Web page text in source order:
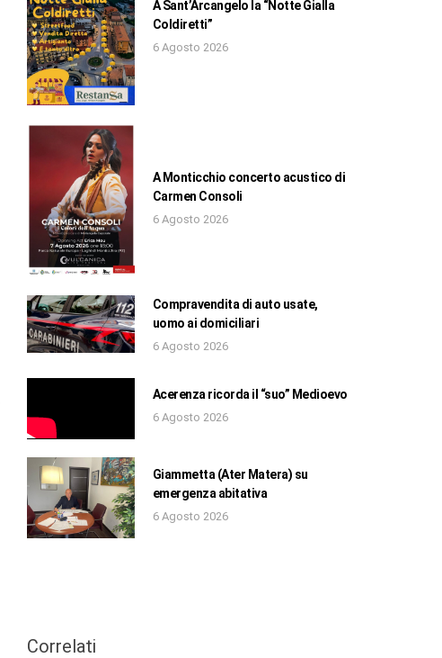
A Sant’Arcangelo la “Notte Gialla
Coldiretti”
6 Agosto 2026
A Monticchio concerto acustico di
Carmen Consoli
6 Agosto 2026
Compravendita di auto usate,
uomo ai domiciliari
6 Agosto 2026
Acerenza ricorda il “suo” Medioevo
6 Agosto 2026
Giammetta (Ater Matera) su
emergenza abitativa
6 Agosto 2026
Correlati